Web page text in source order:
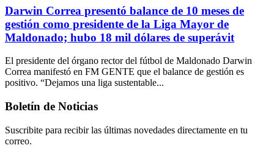
Darwin Correa presentó balance de 10 meses de
gestión como presidente de la Liga Mayor de
Maldonado; hubo 18 mil dólares de superávit
El presidente del órgano rector del fútbol de Maldonado Darwin
Correa manifestó en FM GENTE que el balance de gestión es
positivo. “Dejamos una liga sustentable...
Boletín de Noticias
Suscribite para recibir las últimas novedades directamente en tu
correo.